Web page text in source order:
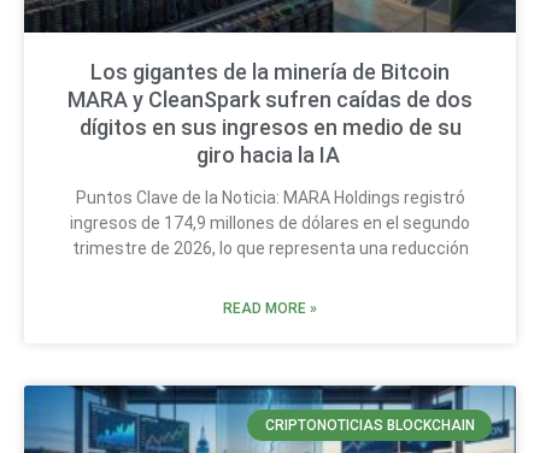
Los gigantes de la minería de Bitcoin
MARA y CleanSpark sufren caídas de dos
dígitos en sus ingresos en medio de su
giro hacia la IA
Puntos Clave de la Noticia: MARA Holdings registró
ingresos de 174,9 millones de dólares en el segundo
trimestre de 2026, lo que representa una reducción
READ MORE »
CRIPTONOTICIAS BLOCKCHAIN